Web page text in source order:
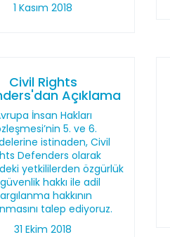
1 Kasım 2018
Civil Rights
Açıklama
İnsan Hakları
5. ve 6.
istinaden, Civil
Defenders olarak
yetkililerden özgürlük
hakkı ile adil
hakkının
talep ediyoruz.
31 Ekim 2018